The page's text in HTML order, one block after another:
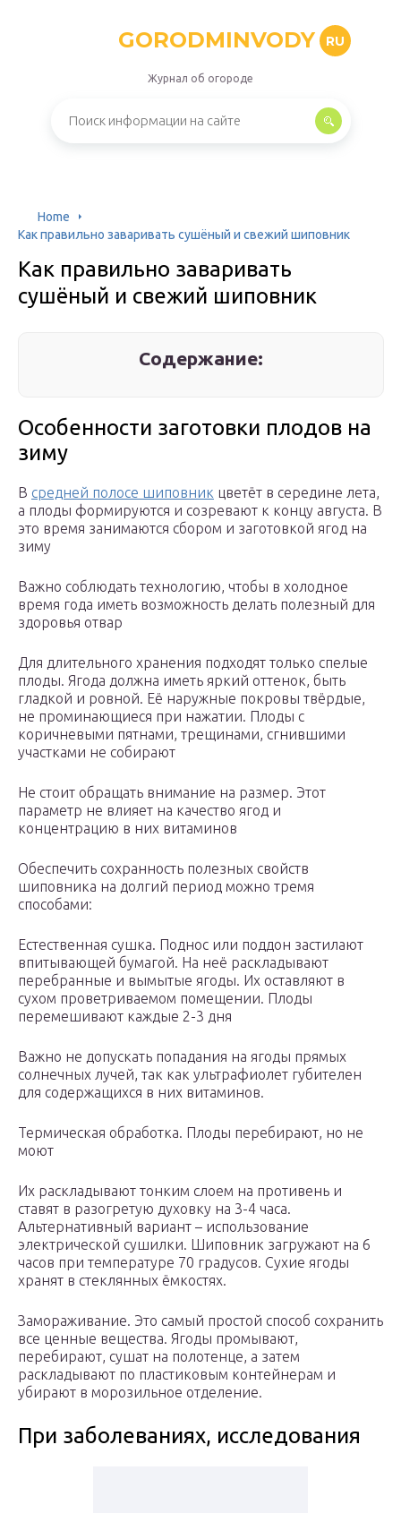
GORODMINVODY RU
Журнал об огороде
Home
Как правильно заваривать сушёный и свежий шиповник
Как правильно заваривать
сушёный и свежий шиповник
Содержание:
Особенности заготовки плодов на
зиму
В средней полосе шиповник цветёт в середине лета,
а плоды формируются и созревают к концу августа. В
это время занимаются сбором и заготовкой ягод на
зиму
Важно соблюдать технологию, чтобы в холодное
время года иметь возможность делать полезный для
здоровья отвар
Для длительного хранения подходят только спелые
плоды. Ягода должна иметь яркий оттенок, быть
гладкой и ровной. Её наружные покровы твёрдые,
не проминающиеся при нажатии. Плоды с
коричневыми пятнами, трещинами, сгнившими
участками не собирают
Не стоит обращать внимание на размер. Этот
параметр не влияет на качество ягод и
концентрацию в них витаминов
Обеспечить сохранность полезных свойств
шиповника на долгий период можно тремя
способами:
Естественная сушка. Поднос или поддон застилают
впитывающей бумагой. На неё раскладывают
перебранные и вымытые ягоды. Их оставляют в
сухом проветриваемом помещении. Плоды
перемешивают каждые 2-3 дня
Важно не допускать попадания на ягоды прямых
солнечных лучей, так как ультрафиолет губителен
для содержащихся в них витаминов.
Термическая обработка. Плоды перебирают, но не
моют
Их раскладывают тонким слоем на противень и
ставят в разогретую духовку на 3-4 часа.
Альтернативный вариант – использование
электрической сушилки. Шиповник загружают на 6
часов при температуре 70 градусов. Сухие ягоды
хранят в стеклянных ёмкостях.
Замораживание. Это самый простой способ сохранить
все ценные вещества. Ягоды промывают,
перебирают, сушат на полотенце, а затем
раскладывают по пластиковым контейнерам и
убирают в морозильное отделение.
При заболеваниях, исследования